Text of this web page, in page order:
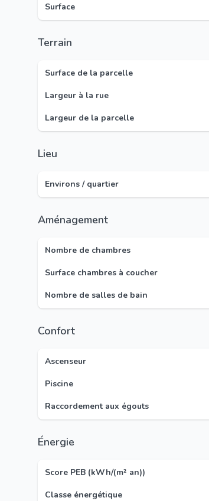
Surface
Terrain
Surface de la parcelle
Largeur à la rue
Largeur de la parcelle
Lieu
Environs / quartier
Aménagement
Nombre de chambres
Surface chambres à coucher
Nombre de salles de bain
Confort
Ascenseur
Piscine
Raccordement aux égouts
Énergie
Score PEB (kWh/(m² an))
Classe énergétique